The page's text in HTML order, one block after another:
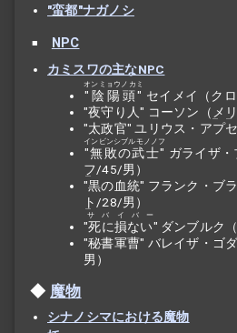
"蛮都"ナガノシ
NPC
カミスワの主なNPC
"陰陽頭"
オンミョウノカミ
セイメイ（ク
"夜守り人" コーソン（ メ
"太政官" ユリウス・アプ
"無敗の武士"
インビンシブルモノノフ
ガライザ・
フ/45/男）
"黒の血統" フランク・ブ
ト /28/男）
"死に損ない"
サバイバー
ダンブルク
"秘書軍曹" バレイザ・ゴ
男）
魔物
シナノシマにおける魔物